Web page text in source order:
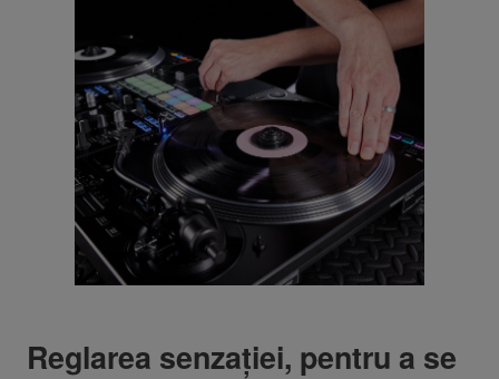
Reglarea senzației, pentru a se